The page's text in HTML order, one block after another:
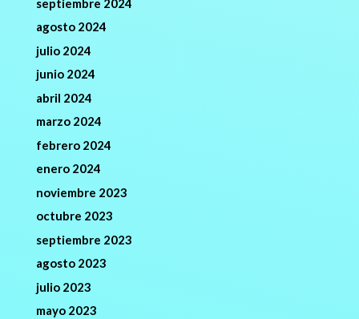
septiembre 2024
agosto 2024
julio 2024
junio 2024
abril 2024
marzo 2024
febrero 2024
enero 2024
noviembre 2023
octubre 2023
septiembre 2023
agosto 2023
julio 2023
mayo 2023